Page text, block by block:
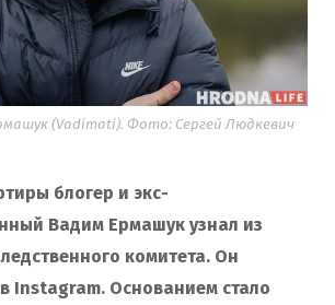
(Vadimati). Фото: Сергей Людкевич
блогер и экс-
Вадим Ермашук узнал из
комитета. Он
Instagram. Основанием стало